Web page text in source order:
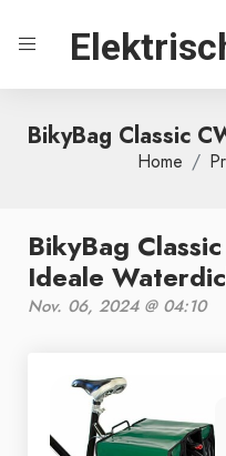
BikyBag Classic
Home
BikyBag
Ideale
Nov. 06, 2024 @ 04:10